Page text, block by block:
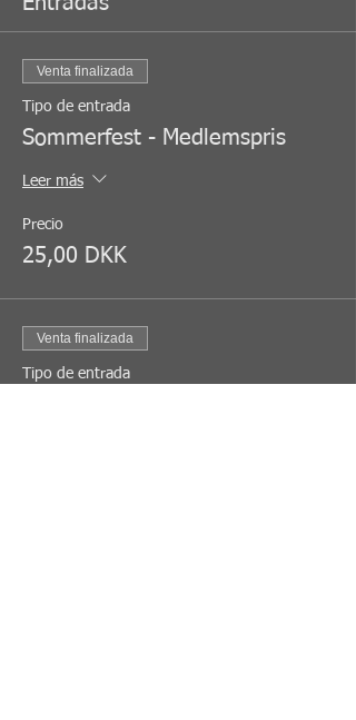
Venta finalizada
Tipo de entrada
Sommerfest - Medlemspris
Leer más
Precio
25,00 DKK
Venta finalizada
Tipo de entrada